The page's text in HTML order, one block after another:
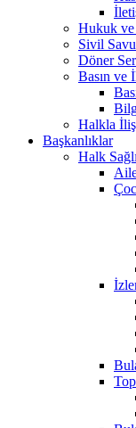
Hukuk
Sivil
Döner
Basın ve
Halkla
Başkanlıklar
Halk